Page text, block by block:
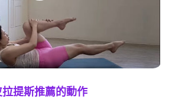
拉提斯推薦的動作